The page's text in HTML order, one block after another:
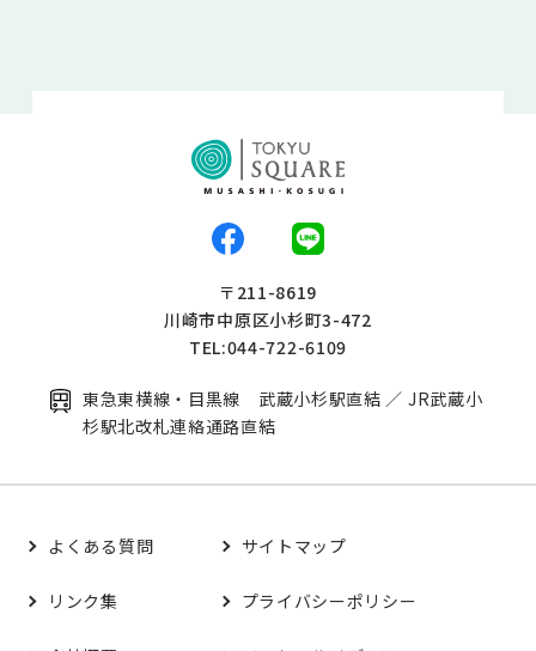
〒211-8619
川崎市中原区小杉町3-472
TEL:044-722-6109
東急東横線・目黒線 武蔵小杉駅直結 ／ JR武蔵小
杉駅北改札連絡通路直結
よくある質問 サイトマップ
リンク集 プライバシーポリシー